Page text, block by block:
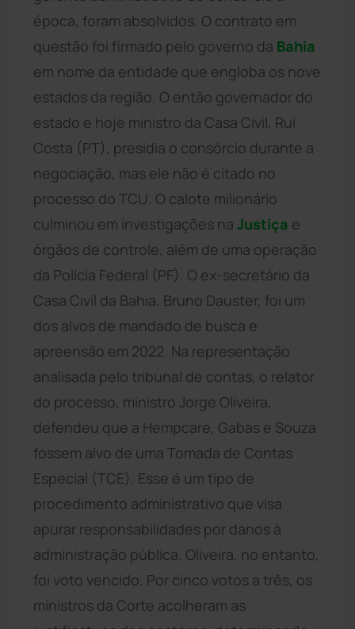
época, foram absolvidos. O contrato em
questão foi firmado pelo governo da Bahia
em nome da entidade que engloba os nove
estados da região. O então governador do
estado e hoje ministro da Casa Civil, Rui
Costa (PT), presidia o consórcio durante a
negociação, mas ele não é citado no
processo do TCU. O calote milionário
culminou em investigações na Justiça e
órgãos de controle, além de uma operação
da Polícia Federal (PF). O ex-secretário da
Casa Civil da Bahia, Bruno Dauster, foi um
dos alvos de mandado de busca e
apreensão em 2022. Na representação
analisada pelo tribunal de contas, o relator
do processo, ministro Jorge Oliveira,
defendeu que a Hempcare, Gabas e Souza
fossem alvo de uma Tomada de Contas
Especial (TCE). Esse é um tipo de
procedimento administrativo que visa
apurar responsabilidades por danos à
administração pública. Oliveira, no entanto,
foi voto vencido. Por cinco votos a três, os
ministros da Corte acolheram as